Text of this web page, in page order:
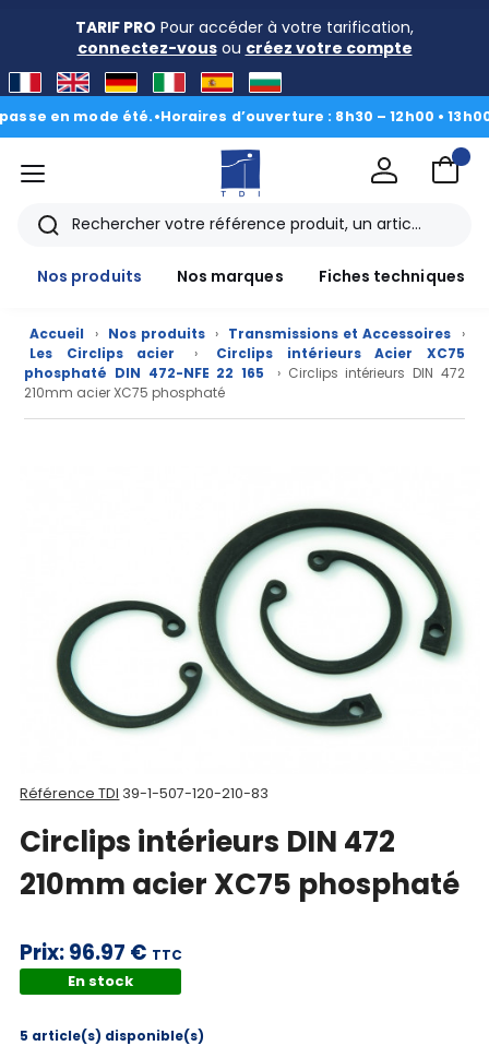
TARIF PRO Pour accéder à votre tarification,
connectez-vousou créez votre compte
en mode été.• Horaires d’ouverture : 8h30 – 12h00 • 13h00 -
CAD/3D
Nos
marques
Fiches
Documentations
compte
Mon
menu
Rechercher
Nos produits
Nos marques Fiches techniques
Accueil › Nos produits › Transmissions et Accessoires
›
Les Circlips acier
›
Circlips intérieurs Acier XC75
phosphaté DIN 472-NFE 22 165
› Circlips intérieurs DIN 472
210mm acier XC75 phosphaté
Référence TDI 39-1-507-120-210-83
Circlips intérieurs DIN 472
210mm acier XC75 phosphaté
Prix:96.97 € TTC
En stock
5 article(s) disponible(s)